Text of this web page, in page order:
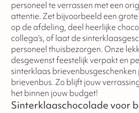
personeel te verrassen met een
attentie. Zet bijvoorbeeld een
op de afdeling, deel heerlijke
collega’s, of laat de
personeel thuisbezorgen. Onze
desgewenst feestelijk verpakt en
sinterklaas brievenbusgeschenken
brievenbus. Zo blijft jouw
het binnen jouw budget!
Sinterklaaschocolade voor